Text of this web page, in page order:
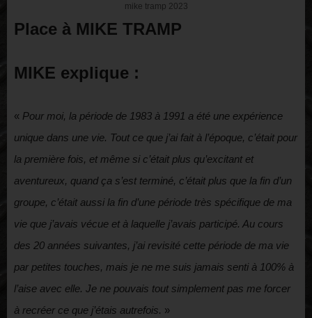
mike tramp 2023
Place à MIKE TRAMP
MIKE explique :
« Pour moi, la période de 1983 à 1991 a été une expérience
unique dans une vie. Tout ce que j’ai fait à l’époque, c’était pour
la première fois, et même si c’était plus qu’excitant et
aventureux, quand ça s’est terminé, c’était plus que la fin d’un
groupe, c’était aussi la fin d’une période très spécifique de ma
vie que j’avais vécue et à laquelle j’avais participé. Au cours
des 20 années suivantes, j’ai revisité cette période de ma vie
par petites touches, mais je ne me suis jamais senti à 100% à
l’aise avec elle. Je ne pouvais tout simplement pas me forcer
à recréer ce que j’étais autrefois. »